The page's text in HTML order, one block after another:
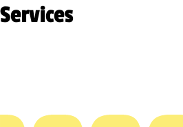
Services